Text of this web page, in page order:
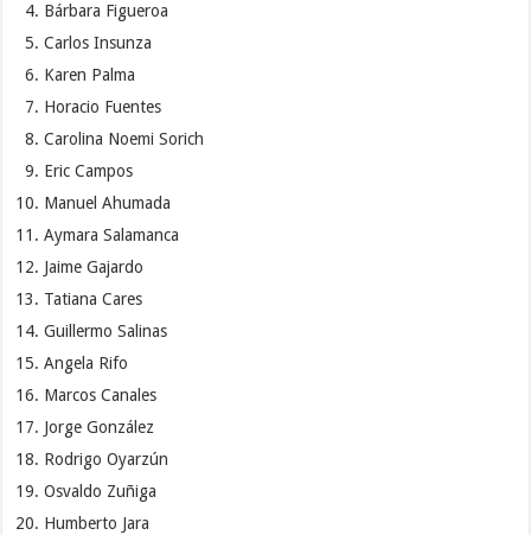
Bárbara Figueroa
Carlos Insunza
Karen Palma
Horacio Fuentes
Carolina Noemi Sorich
Eric Campos
Manuel Ahumada
Aymara Salamanca
Jaime Gajardo
Tatiana Cares
Guillermo Salinas
Angela Rifo
Marcos Canales
Jorge González
Rodrigo Oyarzún
Osvaldo Zuñiga
Humberto Jara